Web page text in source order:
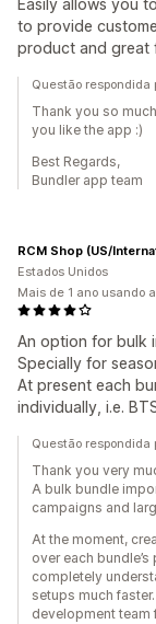
Easily allows you
to provide
product and great
Questão respondida
Thank you so
you like the app :)
Best Regards,
Bundler app team
An option for bulk
Specially for
At present each
individually, i.e.
RCM Shop (US/
Estados Unidos
Mais de 1 ano usando
Questão
Thank you very
A bulk bundle
campaigns and
At the moment,
over each
completely
setups much
development team